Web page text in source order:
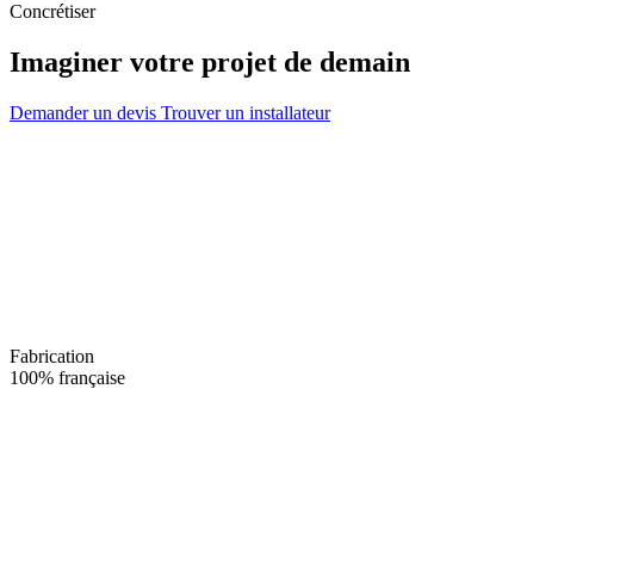
Concrétiser
Imaginer votre projet de demain
Demander un devis Trouver un installateur
Fabrication
100% française